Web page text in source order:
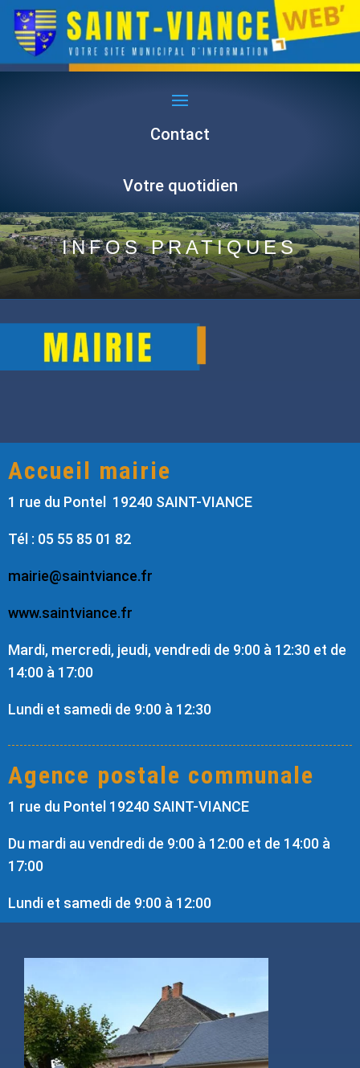
Contact
Votre quotidien
INFOS PRATIQUES
Accueil mairie
1 rue du Pontel 19240 SAINT-VIANCE
Tél : 05 55 85 01 82
mairie@saintviance.fr
www.saintviance.fr
Mardi, mercredi, jeudi, vendredi de 9:00 à 12:30 et de
14:00 à 17:00
Lundi et samedi de 9:00 à 12:30
Agence postale communale
1 rue du Pontel 19240 SAINT-VIANCE
Du mardi au vendredi de 9:00 à 12:00 et de 14:00 à
17:00
Lundi et samedi de 9:00 à 12:00